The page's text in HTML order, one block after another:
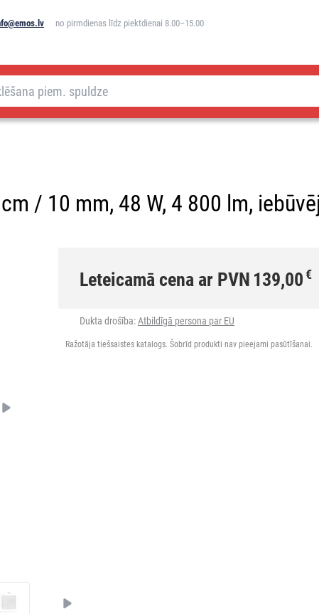
no pirmdienas līdz piektdienai 8.00–15.00
/ 10 mm, 48 W, 4 800 lm,
Leteicamā cena ar PVN 139,00€
Dukta drošība:Atbildīgā persona par EU
Ražotāja tiešsaistes katalogs. Šobrīd produkti nav pieejami pasūtīšanai.